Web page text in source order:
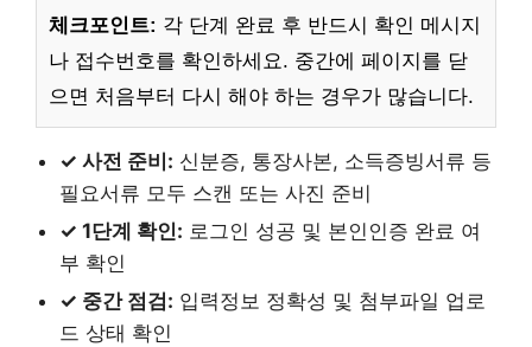
체크포인트: 각 단계 완료 후 반드시 확인 메시지
나 접수번호를 확인하세요. 중간에 페이지를 닫
으면 처음부터 다시 해야 하는 경우가 많습니다.
✓ 사전 준비: 신분증, 통장사본, 소득증빙서류 등
필요서류 모두 스캔 또는 사진 준비
✓ 1단계 확인: 로그인 성공 및 본인인증 완료 여
부 확인
✓ 중간 점검: 입력정보 정확성 및 첨부파일 업로
드 상태 확인